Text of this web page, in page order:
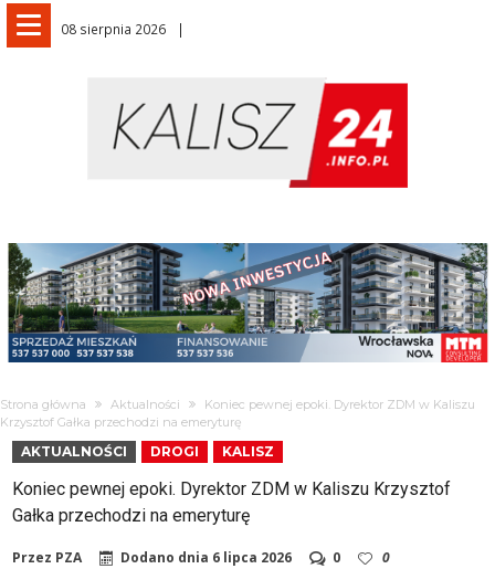
08 sierpnia 2026
Strona główna Aktualności
Koniec pewnej epoki. Dyrektor ZDM w Kaliszu
Krzysztof Gałka przechodzi na emeryturę
AKTUALNOŚCI DROGI KALISZ
Koniec pewnej epoki. Dyrektor ZDM w Kaliszu Krzysztof
Gałka przechodzi na emeryturę
Przez PZA Dodano dnia 6 lipca 2026 0 0